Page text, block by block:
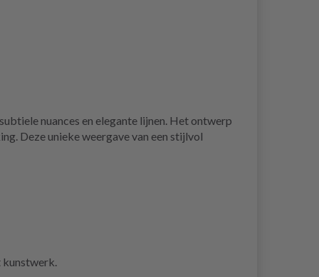
nuances en elegante lijnen. Het ontwerp
Deze unieke weergave van een stijlvol
kunstwerk.